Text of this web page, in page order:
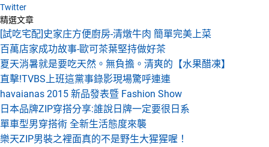
Twitter
精選文章
[試吃宅配]史家庄方便廚房-清燉牛肉 簡單完美上菜
百萬店家成功故事-歐可茶葉堅持做好茶
夏天消暑就是要吃天然。無負擔。清爽的【水果醋凍】
直擊!TVBS上班這黨事錄影現場驚呼連連
havaianas 2015 新品發表暨 Fashion Show
日本品牌ZIP穿搭分享:誰說日牌一定要很日系
單車型男穿搭術 全新生活態度來襲
樂天ZIP男裝之裡面真的不是野生大猩猩喔！